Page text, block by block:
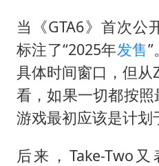
当《GTA6》首次公
标注了“2025年发售
具体时间窗口，但
看，如果一切都按照
游戏最初应该是计划
后来，Take-Two